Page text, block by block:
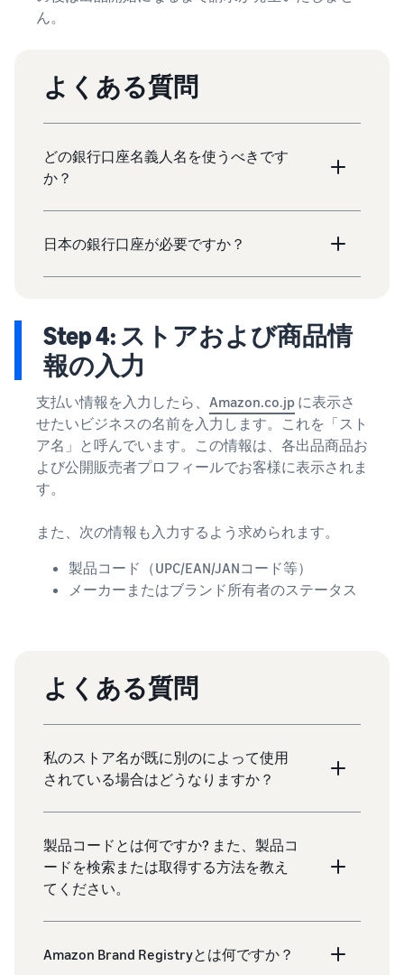
ん。
よくある質問
どの銀行口座名義人名を使うべきです
か？
日本の銀行口座が必要ですか？
Step 4: ストアおよび商品情
報の入力
支払い情報を入力したら、 Amazon.co.jp に表示さ
せたいビジネスの名前を入力します。これを「スト
ア名」と呼んでいます。この情報は、各出品商品お
よび公開販売者プロフィールでお客様に表示されま
す。
また、次の情報も入力するよう求められます。
製品コード（UPC/EAN/JANコード等）
メーカーまたはブランド所有者のステータス
よくある質問
私のストア名が既に別のによって使用
されている場合はどうなりますか？
製品コードとは何ですか? また、製品コ
ードを検索または取得する方法を教え
てください。
Amazon Brand Registryとは何ですか？